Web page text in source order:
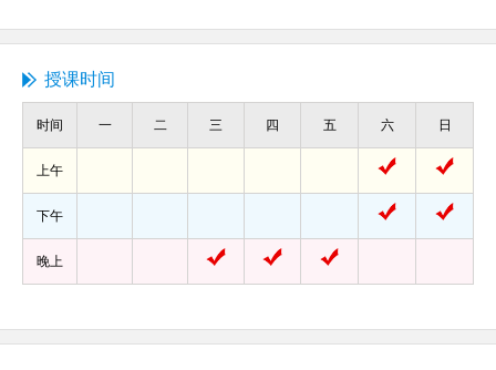
授课时间
时间 一 二 三 四 五 六 日
上午
下午
晚上